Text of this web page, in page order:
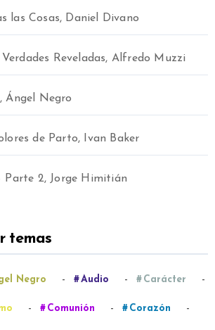
las Cosas, Daniel Divano
Reveladas, Alfredo Muzzi
Ángel Negro
de Parto, Ivan Baker
Parte 2, Jorge Himitián
temas
Negro - Audio - Carácter -
- Comunión - Corazón -